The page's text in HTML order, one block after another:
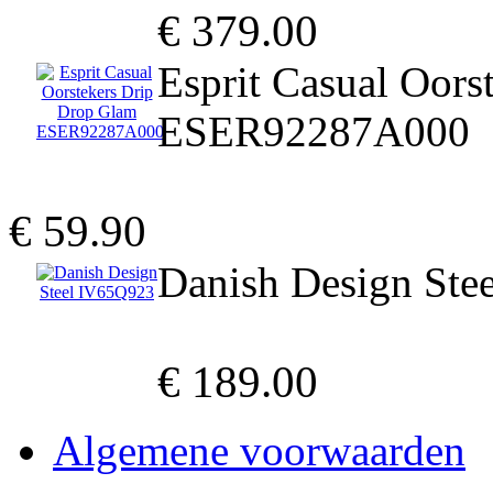
€ 379.00
Esprit Casual
ESER92287A000
€ 59.90
Danish Design
€ 189.00
Algemene voorwaarden